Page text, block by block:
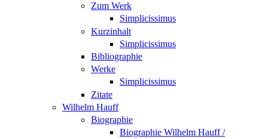
Zum Werk
Simplicissimus
Kurzinhalt
Simplicissimus
Bibliographie
Werke
Simplicissimus
Zitate
Wilhelm Hauff
Biographie
Biographie Wilhelm Hauff /